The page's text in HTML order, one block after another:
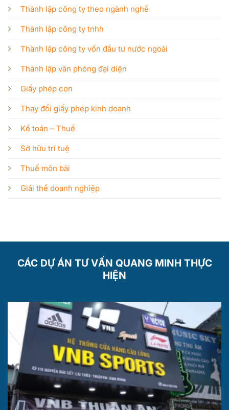
Thành lập công ty theo ngành nghề
Thành lập công ty tnhh
Thành lập công ty vốn đầu tư nước ngoài
Thành lập văn phòng đại diện
Giấy phép con
Thay đổi giấy phép kinh doanh
Kế toán – Thuế
Sở hữu trí tuệ
Thuế môn bài
Giải thể doanh nghiệp
CÁC DỰ ÁN TƯ VẤN QUANG MINH THỰC
HIỆN